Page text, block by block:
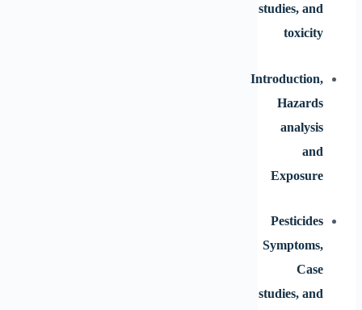
studies, and
toxicity
Introduction,
Hazards
analysis
and
Exposure
Pesticides
Symptoms,
Case
studies, and